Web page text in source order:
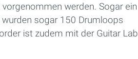
werden. Sogar ein
sogar 150 Drumloops
ist zudem mit der Guitar Lab